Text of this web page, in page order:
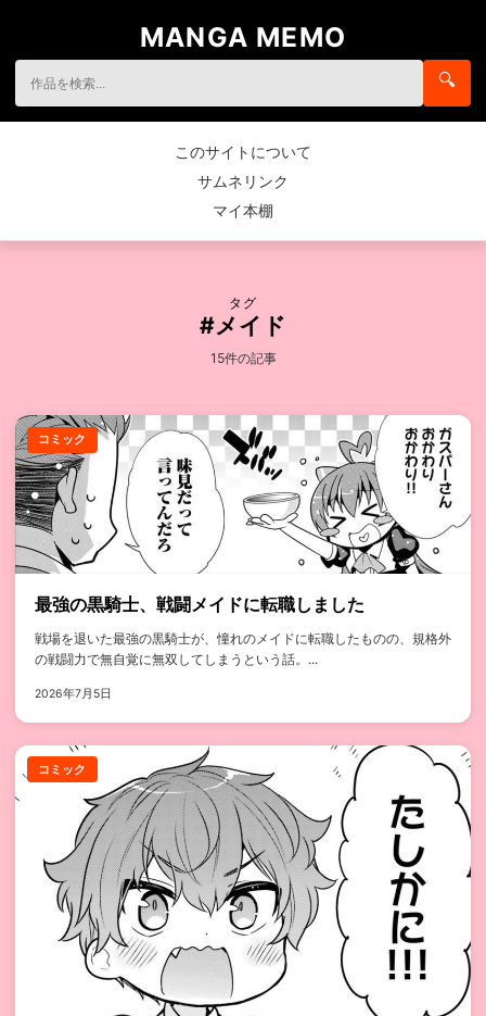
MANGA MEMO
🔍
このサイトについて
サムネリンク
マイ本棚
タグ
#メイド
15件の記事
コミック
最強の黒騎士、戦闘メイドに転職しました
戦場を退いた最強の黒騎士が、憧れのメイドに転職したものの、規格外
の戦闘力で無自覚に無双してしまうという話。...
2026年7月5日
コミック